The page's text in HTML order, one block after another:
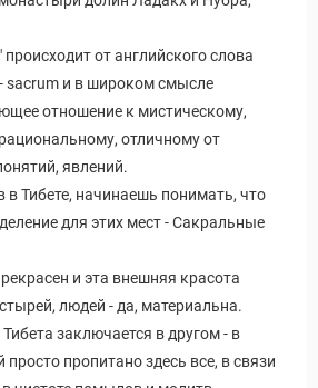
от английского слова
sacrum и в широком смысле
отношение к мистическому,
отличному от
явлений.
Тибете, начинаешь понимать, что
для этих мест - Сакральные
и эта внешняя красота
людей - да, материальна.
заключается в другом - в
просто пропитано здесь все, в связи